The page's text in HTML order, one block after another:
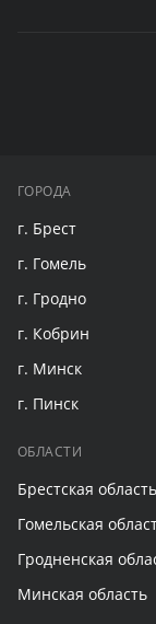
ГОРОДА
г. Брест
г. Гомель
г. Гродно
г. Кобрин
г. Минск
г. Пинск
ОБЛАСТИ
Брестская область
Гомельская
Гродненская
Минская область